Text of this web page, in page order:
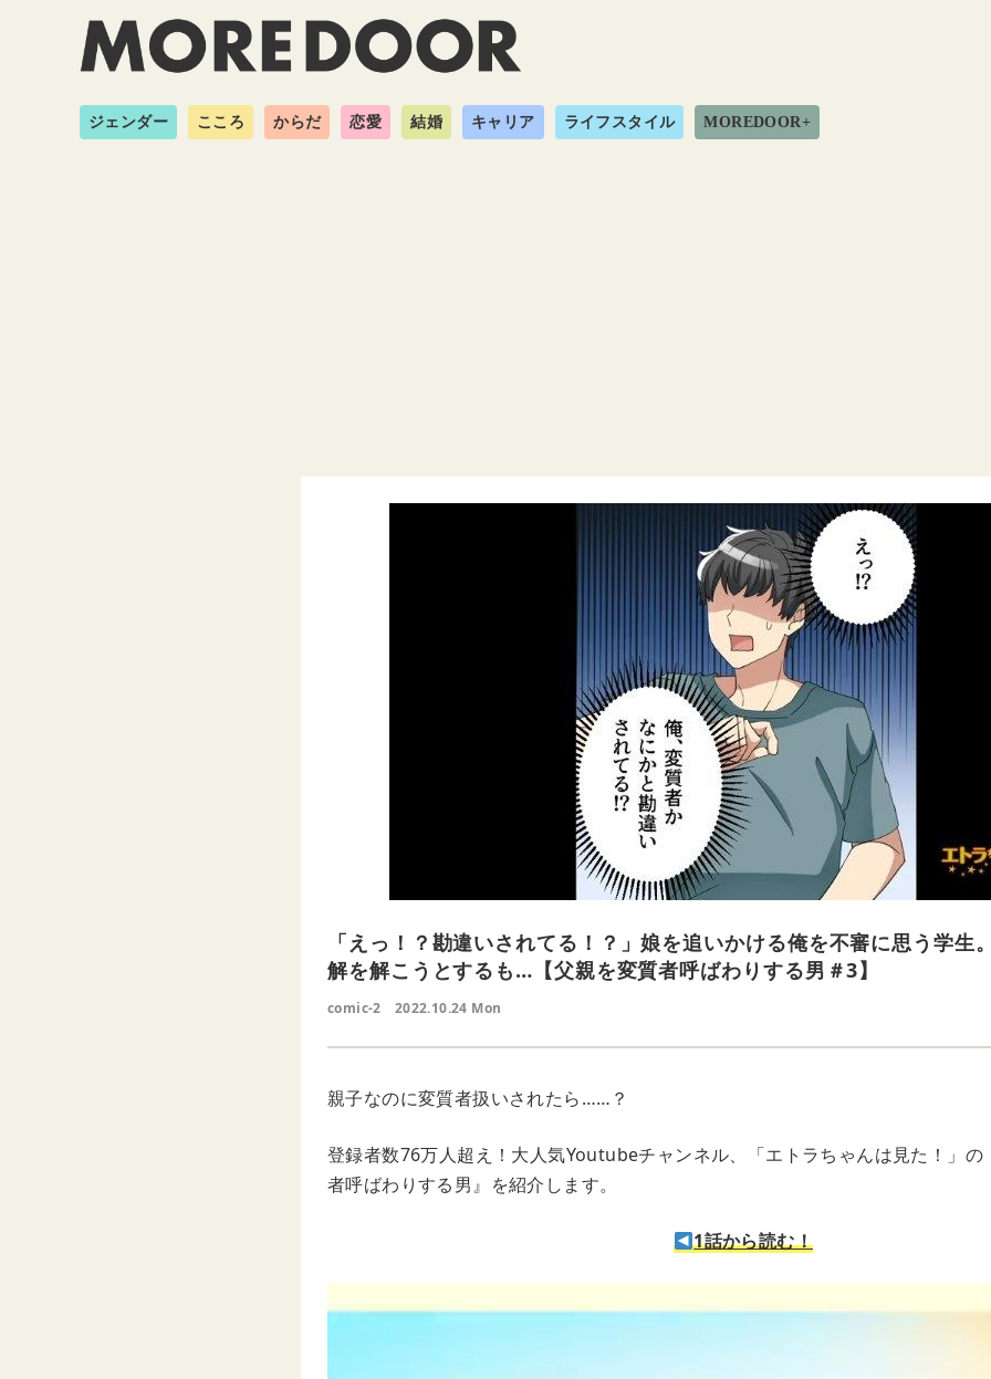
ジェンダー こころ からだ 恋愛 結婚 キャリア ライフスタイル MOREDOOR+
「えっ！？勘違いされてる！？」娘を追いかける俺を不審に思う学生
解を解こうとするも…【父親を変質者呼ばわりする男＃3】
comic-2 2022.10.24 Mon
親子なのに変質者扱いされたら……？
登録者数76万人超え！大人気Youtubeチャンネル、「エトラちゃんは見た！」の
者呼ばわりする男』を紹介します。
1話から読む！